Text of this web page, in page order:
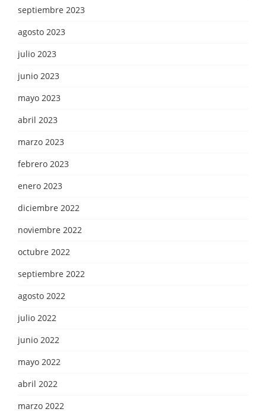
septiembre 2023
agosto 2023
julio 2023
junio 2023
mayo 2023
abril 2023
marzo 2023
febrero 2023
enero 2023
diciembre 2022
noviembre 2022
octubre 2022
septiembre 2022
agosto 2022
julio 2022
junio 2022
mayo 2022
abril 2022
marzo 2022